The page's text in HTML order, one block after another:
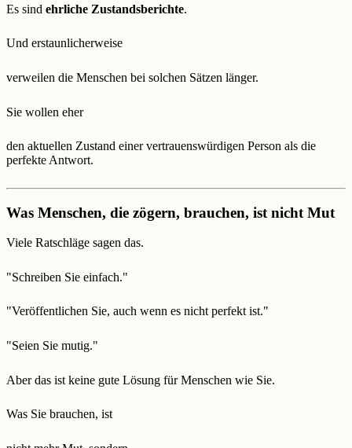
Es sind ehrliche Zustandsberichte.
Und erstaunlicherweise
verweilen die Menschen bei solchen Sätzen länger.
Sie wollen eher
den aktuellen Zustand einer vertrauenswürdigen Person als die
perfekte Antwort.
Was Menschen, die zögern, brauchen, ist nicht Mut
Viele Ratschläge sagen das.
"Schreiben Sie einfach."
"Veröffentlichen Sie, auch wenn es nicht perfekt ist."
"Seien Sie mutig."
Aber das ist keine gute Lösung für Menschen wie Sie.
Was Sie brauchen, ist